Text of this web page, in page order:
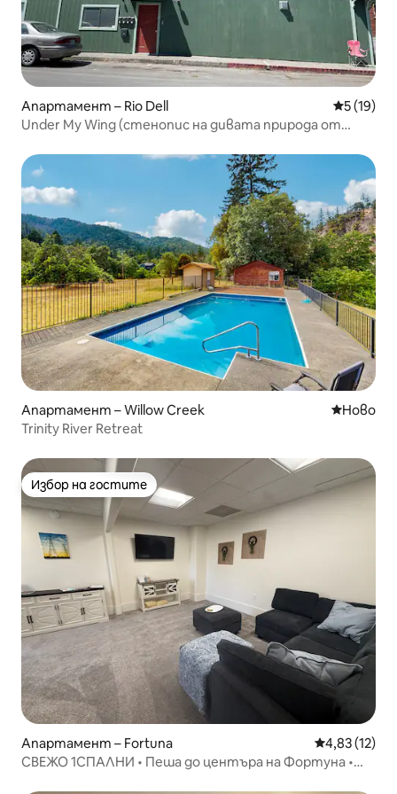
Апартамент – Rio Dell Средна
5 (19)
Under My Wing (стенопис на дивата природа от
Апартамент – Willow Creek Ново
Ново
Trinity River Retreat
Избор на гостите
Избор на гостите
Апартамент – Fortuna Средна
4,83 (12)
СВЕЖО 1СПАЛНИ • Пеша до центъра на Фортуна •